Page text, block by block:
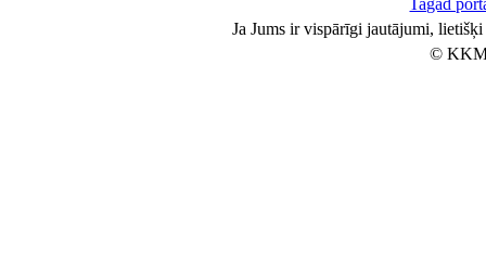
Tagad
Ja Jums ir vispārīgi jautājumi,
©